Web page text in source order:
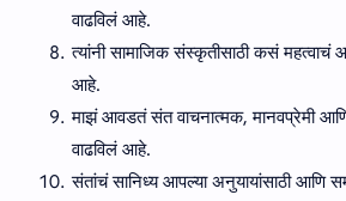
वाढविलं आहे.
त्यांनी सामाजिक संस्कृतीसाठी कसं
आहे.
माझं आवडतं संत वाचनात्मक, मानवप्रेमी
वाढविलं आहे.
संतांचं सानिध्य आपल्या अनुयायांसाठी आणि